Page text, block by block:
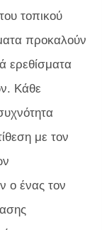
τοπικού
προκαλούν
ερεθίσματα
Κάθε
με τον
ο ένας τον